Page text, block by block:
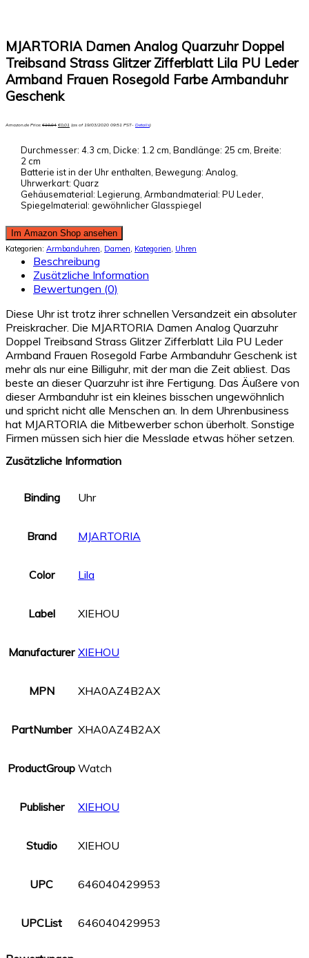
MJARTORIA Damen Analog Quarzuhr Doppel
Treibsand Strass Glitzer Zifferblatt Lila PU Leder
Armband Frauen Rosegold Farbe Armbanduhr
Geschenk
Amazon.de Price:€10,04 €0,01 (as of 19/03/2020 09:51 PST- Details)
Durchmesser: 4.3 cm, Dicke: 1.2 cm, Bandlänge: 25 cm, Breite:
2 cm
Batterie ist in der Uhr enthalten, Bewegung: Analog,
Uhrwerkart: Quarz
Gehäusematerial: Legierung, Armbandmaterial: PU Leder,
Spiegelmaterial: gewöhnlicher Glasspiegel
Im Amazon Shop ansehen
Kategorien: Armbanduhren, Damen, Kategorien, Uhren
Beschreibung
Zusätzliche Information
Bewertungen (0)
Diese Uhr ist trotz ihrer schnellen Versandzeit ein absoluter
Preiskracher. Die MJARTORIA Damen Analog Quarzuhr
Doppel Treibsand Strass Glitzer Zifferblatt Lila PU Leder
Armband Frauen Rosegold Farbe Armbanduhr Geschenk ist
mehr als nur eine Billiguhr, mit der man die Zeit abliest. Das
beste an dieser Quarzuhr ist ihre Fertigung. Das Äußere von
dieser Armbanduhr ist ein kleines bisschen ungewöhnlich
und spricht nicht alle Menschen an. In dem Uhrenbusiness
hat MJARTORIA die Mitbewerber schon überholt. Sonstige
Firmen müssen sich hier die Messlade etwas höher setzen.
Zusätzliche Information
Binding Uhr
Brand MJARTORIA
Color Lila
Label XIEHOU
Manufacturer XIEHOU
MPN XHA0AZ4B2AX
PartNumber XHA0AZ4B2AX
ProductGroup Watch
Publisher XIEHOU
Studio XIEHOU
UPC 646040429953
UPCList 646040429953